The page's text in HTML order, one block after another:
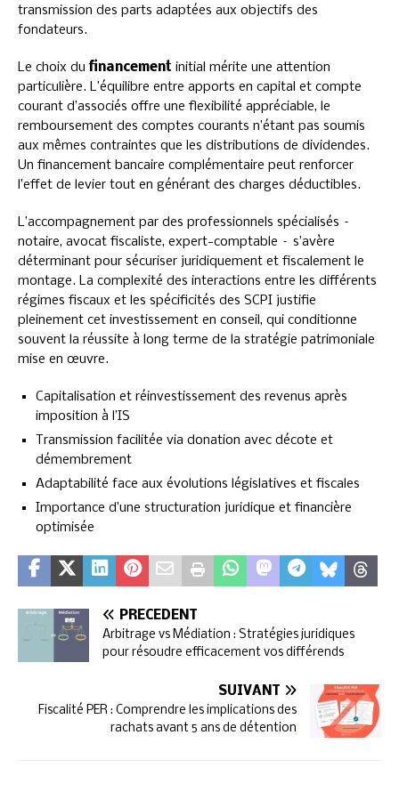
transmission des parts adaptées aux objectifs des
fondateurs.
Le choix dufinancement initial mérite une attention
particulière. L’équilibre entre apports en capital et compte
courant d’associés offre une flexibilité appréciable, le
remboursement des comptes courants n’étant pas soumis
aux mêmes contraintes que les distributions de dividendes.
Un financement bancaire complémentaire peut renforcer
l’effet de levier tout en générant des charges déductibles.
L’accompagnement par des professionnels spécialisés –
notaire, avocat fiscaliste, expert-comptable – s’avère
déterminant pour sécuriser juridiquement et fiscalement le
montage. La complexité des interactions entre les différents
régimes fiscaux et les spécificités des SCPI justifie
pleinement cet investissement en conseil, qui conditionne
souvent la réussite à long terme de la stratégie patrimoniale
mise en œuvre.
Capitalisation et réinvestissement des revenus après
imposition à l’IS
Transmission facilitée via donation avec décote et
démembrement
Adaptabilité face aux évolutions législatives et fiscales
Importance d’une structuration juridique et financière
optimisée
PRÉCÉDENT
Arbitrage vs Médiation : Stratégies juridiques
pour résoudre efficacement vos différends
SUIVANT
Fiscalité PER : Comprendre les implications des
rachats avant 5 ans de détention